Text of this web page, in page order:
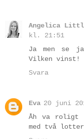
Angelica
kl. 21:51
Ja men se
Vilken vinst!
Svara
Eva 20 juni
Åh va roligt
med två lotter